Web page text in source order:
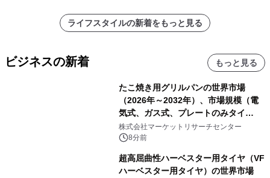
ライフスタイルの新着をもっと見る
ビジネスの新着 もっと見る
たこ焼き用グリルパンの世界市場
（2026年～2032年）、市場規模（電
気式、ガス式、プレートのみタイ
プ）・分析レポートを発表
株式会社マーケットリサーチセンター
8分前
超高屈曲性ハーベスター用タイヤ（VF
ハーベスター用タイヤ）の世界市場